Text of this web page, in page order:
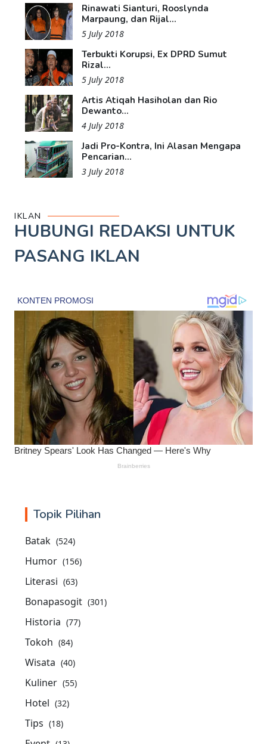
Rinawati Sianturi, Rooslynda
Marpaung, dan Rijal...
5 July 2018
Terbukti Korupsi, Ex DPRD Sumut
Rizal...
5 July 2018
Artis Atiqah Hasiholan dan Rio
Dewanto...
4 July 2018
Jadi Pro-Kontra, Ini Alasan Mengapa
Pencarian...
3 July 2018
IKLAN
HUBUNGI REDAKSI UNTUK
PASANG IKLAN
Topik Pilihan
Batak (524)
Humor (156)
Literasi (63)
Bonapasogit (301)
Historia (77)
Tokoh (84)
Wisata (40)
Kuliner (55)
Hotel (32)
Tips (18)